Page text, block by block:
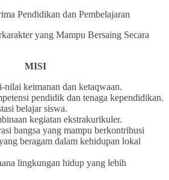
Pendidikan dan Pembelajaran
yang Mampu Bersaing Secara
MISI
keimanan dan ketaqwaan.
pendidik dan tenaga kependidikan.
belajar siswa.
kegiatan ekstrakurikuler.
bangsa yang mampu berkontribusi
beragam dalam kehidupan lokal
lingkungan hidup yang lebih